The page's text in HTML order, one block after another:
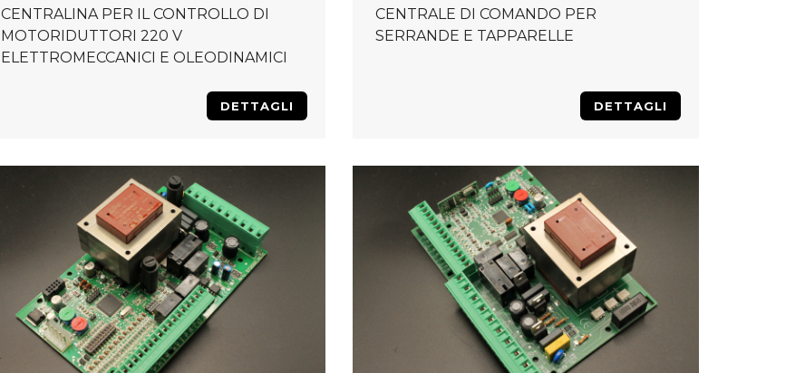
CENTRALINA PER IL CONTROLLO DI
MOTORIDUTTORI 220 V
ELETTROMECCANICI E OLEODINAMICI
DETTAGLI
CENTRALE DI COMANDO PER
SERRANDE E TAPPARELLE
DETTAGLI